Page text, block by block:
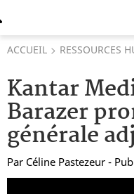
ACCUEIL RESSOURCES
Kantar
Barazer
générale
Par Céline Pastezeur -